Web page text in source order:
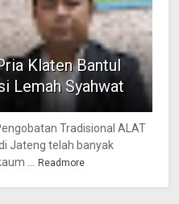
Klaten Bantul
Lemah Syahwat
Tradisional ALAT
Jateng telah banyak
...
Readmore